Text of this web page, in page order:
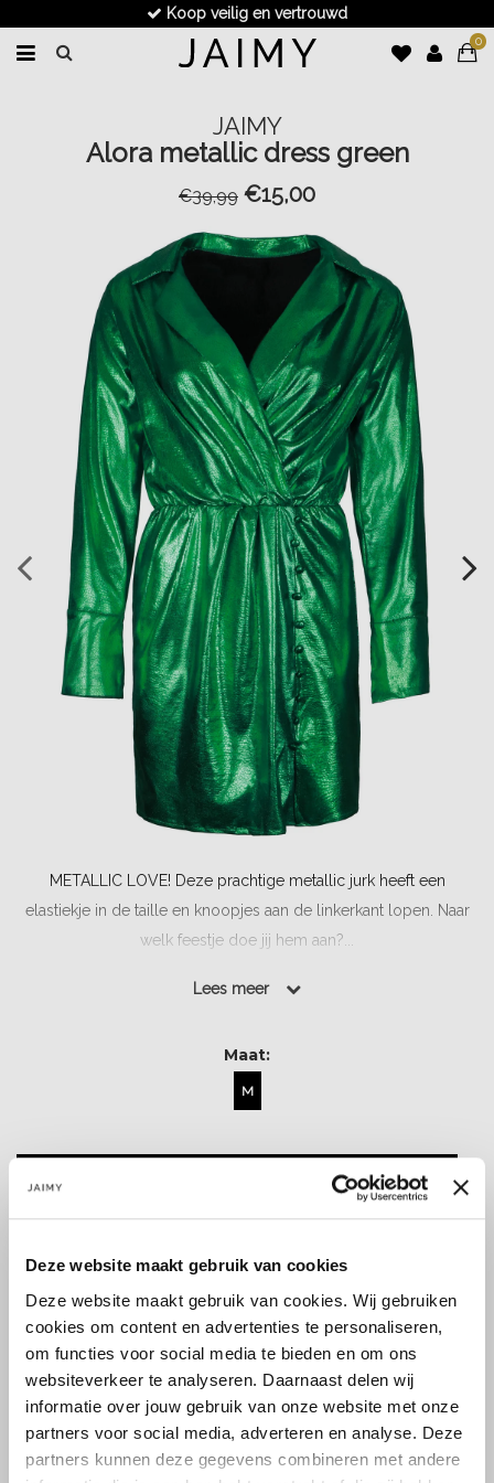
Deze website maakt gebruik van cookies
Deze website maakt gebruik van cookies. Wij gebruiken
cookies om content en advertenties te personaliseren,
om functies voor social media te bieden en om ons
websiteverkeer te analyseren. Daarnaast delen wij
informatie over jouw gebruik van onze website met onze
partners voor social media, adverteren en analyse. Deze
partners kunnen deze gegevens combineren met andere
Koop veilig en vertrouwd
0
JAIMY
Alora metallic dress green
€39,99 €15,00
METALLIC LOVE! Deze prachtige metallic jurk heeft een
elastiekje in de taille en knoopjes aan de linkerkant lopen. Naar
welk feestje doe jij hem aan?...
Lees meer
Maat:
M
Toevoegen aan winkelwagen
Size guide Verzenden & retourneren
Koop veilig en vertrouwd